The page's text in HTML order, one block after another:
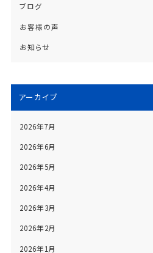
ブログ
お客様の声
お知らせ
アーカイブ
2026年7月
2026年6月
2026年5月
2026年4月
2026年3月
2026年2月
2026年1月